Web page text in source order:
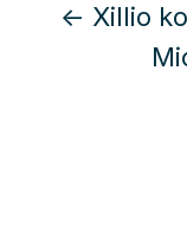
← Xillio